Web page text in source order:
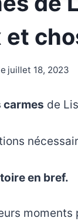
juillet 18, 2023
carmes de
en bref.
moments